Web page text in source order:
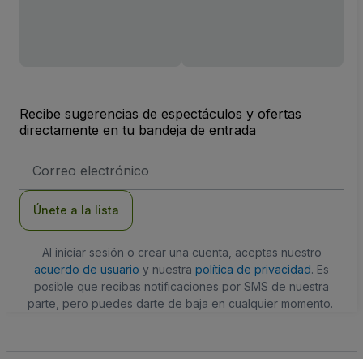
Recibe sugerencias de espectáculos y ofertas
directamente en tu bandeja de entrada
de
Únete a la lista
Al iniciar sesión o crear una cuenta, aceptas nuestro
acuerdo de usuario y nuestra política de privacidad. Es
posible que recibas notificaciones por SMS de nuestra
parte, pero puedes darte de baja en cualquier momento.